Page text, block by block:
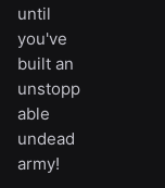
until
you've
built an
unstopp
able
undead
army!